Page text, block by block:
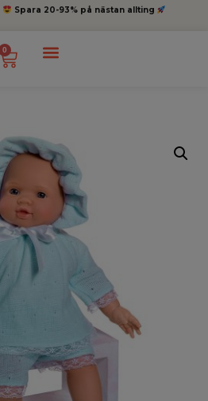
Spara 20-93% på nästan allting
0